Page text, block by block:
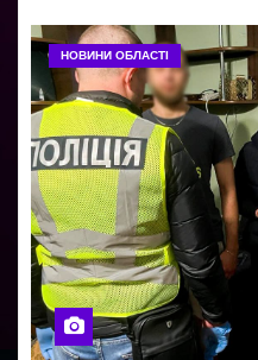
НОВИНИ ОБЛАСТІ